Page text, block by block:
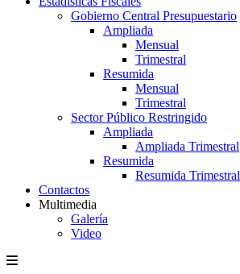
Gobierno Central Presupuestario
Ampliada
Mensual
Trimestral
Resumida
Mensual
Trimestral
Sector Público Restringido
Ampliada
Ampliada Trimestral
Resumida
Resumida Trimestral
Contactos
Multimedia
Galería
Video